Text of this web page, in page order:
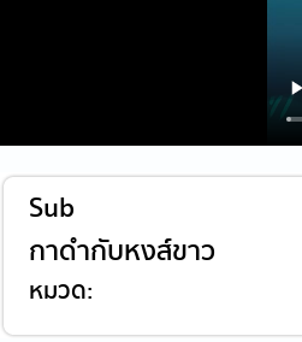
Sub
กาดำกับหงส์ขาว
หมวด: